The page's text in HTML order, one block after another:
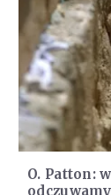
O. Patton: